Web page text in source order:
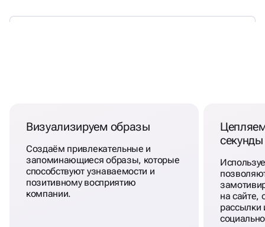
Визуализируем образы
Создаём привлекательные и
запоминающиеся образы, которые
способствуют узнаваемости и
позитивному восприятию
компании.
секунды
на сайте,
рассылки